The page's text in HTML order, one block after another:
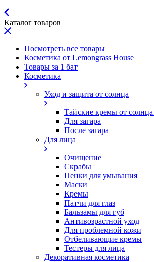
Каталог товаров
Посмотреть все товары
Косметика от Lemongrass House
Товары за 1 бат
Косметика
Уход и защита от солнца
Тайские кремы от
Для загара
После загара
Для лица
Очищение
Скрабы
Пенки для умывания
Маски
Кремы
Патчи для глаз
Бальзамы для губ
Антивозрастной уход
Для проблемной кожи
Oтбеливающие кремы
Тестеры для лица
Декоративная косметика